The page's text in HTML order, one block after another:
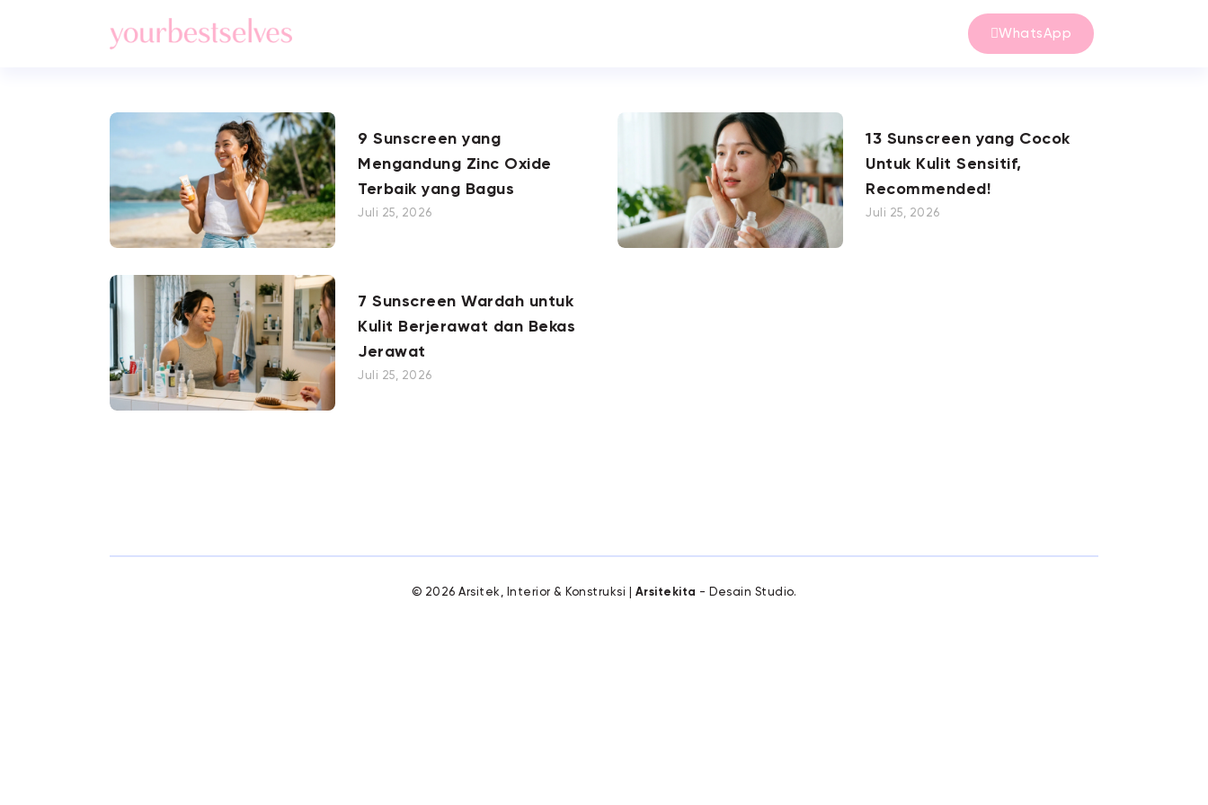
WhatsApp
9 Sunscreen yang
Mengandung Zinc Oxide
Terbaik yang Bagus
Juli 25, 2026
13 Sunscreen yang Cocok
Untuk Kulit Sensitif,
Recommended!
Juli 25, 2026
7 Sunscreen Wardah untuk
Kulit Berjerawat dan Bekas
Jerawat
Juli 25, 2026
© 2026 Arsitek, Interior & Konstruksi | Arsitekita - Desain Studio.